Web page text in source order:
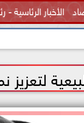
الأخبار الرئاسية
لتعزيز